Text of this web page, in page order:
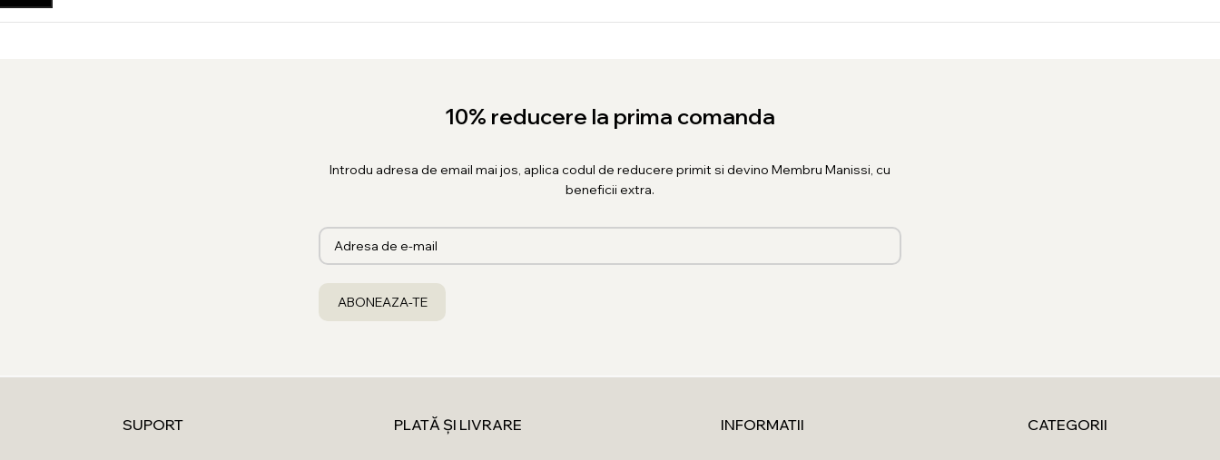
10% reducere la prima comanda
Introdu adresa de email mai jos, aplica codul de reducere primit si devino Membru Manissi, cu
beneficii extra.
SUPORT PLATĂ ȘI LIVRARE INFORMATII CATEGORII